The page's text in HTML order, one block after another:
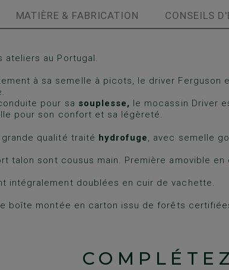
MATIÈRE & FABRICATION CONSEILS
au Portugal.
à sa semelle à picots, le driver Ferguson
pour sa souplesse, le mocassin Driver
pour son confort et sa légèreté.
grande qualité traité hydrofuge
, avec semelle
talon sont cousus main. Première amovible en
intégralement doublées en cuir de vachette.
boîte montée en carton issu de forêts